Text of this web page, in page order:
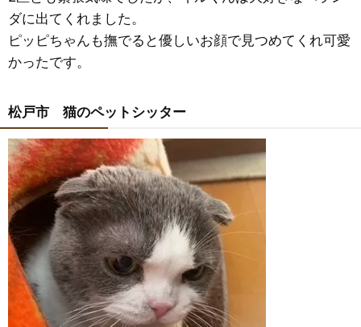
ダに出てくれました。
ピッピちゃんも撫でると優しいお顔で見つめてくれ可愛
かったです。
松戸市 猫のペットシッター